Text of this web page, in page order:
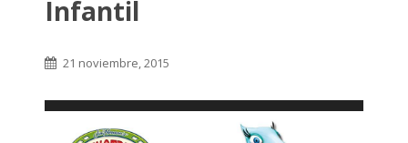
Infantil
21 noviembre, 2015